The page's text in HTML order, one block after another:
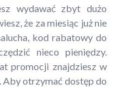
wydawać zbyt dużo
że za miesiąc już nie
kod rabatowy do
nieco pieniędzy.
promocji znajdziesz w
Aby otrzymać dostęp do